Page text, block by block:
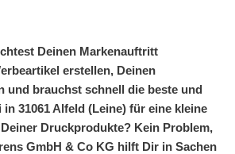
Deinen Markenauftritt
erstellen, Deinen
und brauchst schnell die beste und
31061 Alfeld (Leine) für eine kleine
Druckprodukte? Kein Problem,
GmbH & Co KG hilft Dir in Sachen